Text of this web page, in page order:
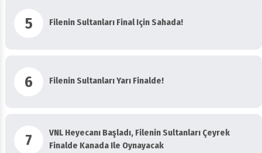
5 Filenin Sultanları Final Için Sahada!
6 Filenin Sultanları Yarı Finalde!
7
VNL Heyecanı Başladı, Filenin Sultanları Çeyrek
Finalde Kanada Ile Oynayacak